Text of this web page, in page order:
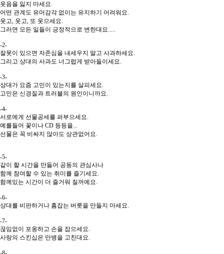
웃음을 잃지 마세요.
어떤 관계도 유머감각 없이는 유지하기 어려워요.
웃고, 웃고, 또 웃으세요.
그러면 모든 일들이 긍정적으로 변한대요.....
-2-
잘못이 있으면 자존심을 내세우지 말고 사과하세요.
그리고 상대의 사과도 너그럽게 받아들이세요.
-3-
상대가 요즘 고민이 있는지를 살피세요.
고민은 신경질과 트러블의 원인이니까요.
-4-
서로에게 선물공세를 퍼부으세요.
예를들어 꽃이나 CD 등등을...
선물은 꼭 비싸지 않아도 상관없어요.
-5-
같이 할 시간을 만들어 공동의 관심사나
함께 참여할 수 있는 취미를 즐기세요.
함께있는 시간이 더 즐거워 질꺼예요.
-6-
상대를 비판하거나 흠잡는 버릇을 만들지 마세요.
-7-
끊임없이 포옹하고 손을 잡으세요.
사랑의 스킨십은 만병을 고친대요.